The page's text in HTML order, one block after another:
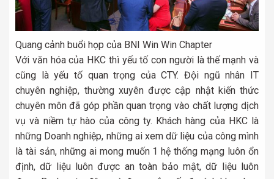
Quang cảnh buổi họp của BNI Win Win Chapter
Với văn hóa của HKC thì yếu tố con người là thế mạnh và
cũng là yếu tố quan trọng của CTY. Đội ngũ nhân IT
chuyên nghiệp, thường xuyên được cập nhật kiến thức
chuyên môn đã góp phần quan trọng vào chất lượng dịch
vụ và niềm tự hào của công ty. Khách hàng của HKC là
những Doanh nghiệp, những ai xem dữ liệu của công mình
là tài sản, những ai mong muốn 1 hệ thống mạng luôn ổn
định, dữ liệu luôn được an toàn bảo mật, dữ liệu luôn